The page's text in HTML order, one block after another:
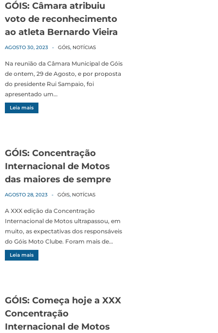
GÓIS: Câmara atribuiu
voto de reconhecimento
ao atleta Bernardo Vieira
AGOSTO 30, 2023 - GÓIS, NOTÍCIAS
Na reunião da Câmara Municipal de Góis
de ontem, 29 de Agosto, e por proposta
do presidente Rui Sampaio, foi
apresentado um…
Leia mais
GÓIS: Concentração
Internacional de Motos
das maiores de sempre
AGOSTO 28, 2023 - GÓIS, NOTÍCIAS
A XXX edição da Concentração
Internacional de Motos ultrapassou, em
muito, as expectativas dos responsáveis
do Góis Moto Clube. Foram mais de…
Leia mais
GÓIS: Começa hoje a XXX
Concentração
Internacional de Motos